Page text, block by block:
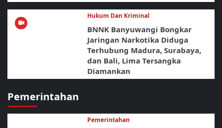
Hukum Dan Kriminal
BNNK Banyuwangi Bongkar
Jaringan Narkotika Diduga
Terhubung Madura, Surabaya,
dan Bali, Lima Tersangka
Diamankan
Pemerintahan
Pemerintahan